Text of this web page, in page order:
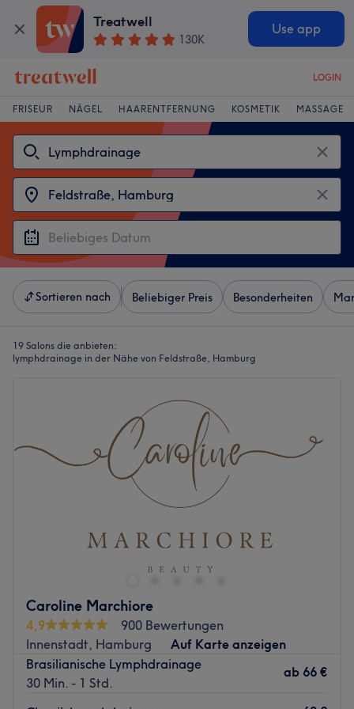
Treatwell
130K
Use app
LOGIN
FRISEUR NÄGEL HAARENTFERNUNG KOSMETIK MASSAGE
Sortieren nach Beliebiger Preis Besonderheiten
19 Salons die anbieten:
lymphdrainage in der Nähe von Feldstraße, Hamburg
Caroline Marchiore
4,9
900 Bewertungen
Innenstadt, Hamburg
Auf Karte anzeigen
Brasilianische Lymphdrainage
30 Min. - 1 Std.
ab 66 €